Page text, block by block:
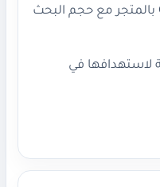
الكلمات التي يربطها Google بالمتجر مع حجم البحث
لاستهدافها في